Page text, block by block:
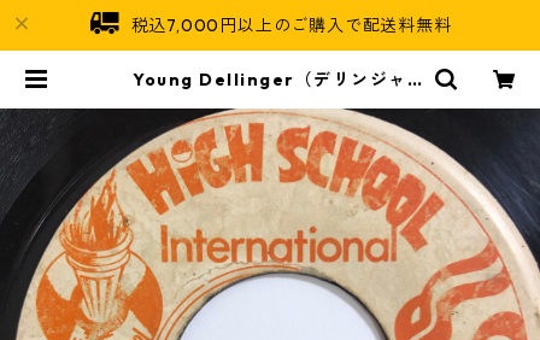
税込7,000円以上のご購入で配送料無料
Young Dellinger（デリンジャ
3】 | Jamaican Soul